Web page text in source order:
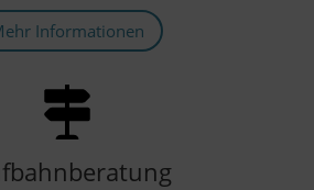
Informationen
beratung